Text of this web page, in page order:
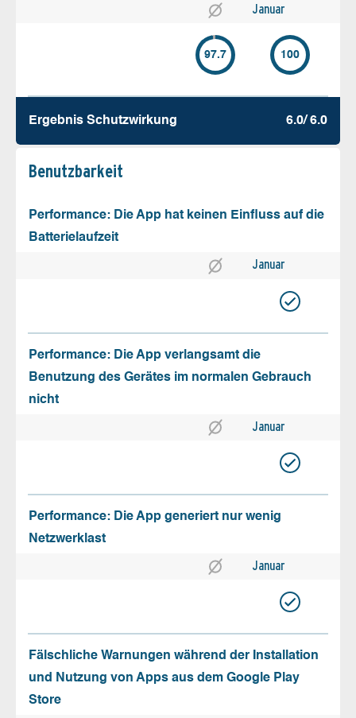
Januar
97.7 100
Ergebnis Schutz­wirkung 6.0/ 6.0
Benutz­barkeit
Performance: Die App hat keinen Einfluss auf die
Batterielaufzeit
Januar
Performance: Die App verlangsamt die
Benutzung des Gerätes im normalen Gebrauch
nicht
Januar
Performance: Die App generiert nur wenig
Netzwerklast
Januar
Fälschliche Warnungen während der Installation
und Nutzung von Apps aus dem Google Play
Store